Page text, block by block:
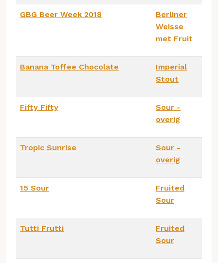
GBG Beer Week 2018
Berliner
Weisse
met Fruit
Banana Toffee Chocolate
Imperial
Stout
Fifty Fifty
Sour -
overig
Tropic Sunrise
Sour -
overig
15 Sour
Fruited
Sour
Tutti Frutti
Fruited
Sour